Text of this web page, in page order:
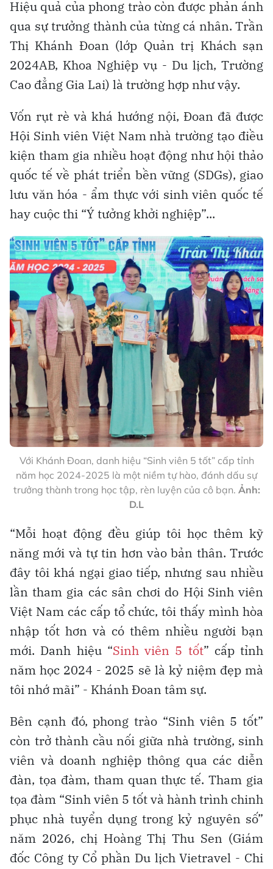
Hiệu quả của phong trào còn được phản ánh
qua sự trưởng thành của từng cá nhân. Trần
Thị Khánh Đoan (lớp Quản trị Khách sạn
2024AB, Khoa Nghiệp vụ - Du lịch, Trường
Cao đẳng Gia Lai) là trường hợp như vậy.
Vốn rụt rè và khá hướng nội, Đoan đã được
Hội Sinh viên Việt Nam nhà trường tạo điều
kiện tham gia nhiều hoạt động như hội thảo
quốc tế về phát triển bền vững (SDGs), giao
lưu văn hóa - ẩm thực với sinh viên quốc tế
hay cuộc thi “Ý tưởng khởi nghiệp”...
Với Khánh Đoan, danh hiệu “Sinh viên 5 tốt” cấp tỉnh
năm học 2024-2025 là một niềm tự hào, đánh dấu sự
trưởng thành trong học tập, rèn luyện của cô bạn. Ảnh:
D.L
“Mỗi hoạt động đều giúp tôi học thêm kỹ
năng mới và tự tin hơn vào bản thân. Trước
đây tôi khá ngại giao tiếp, nhưng sau nhiều
lần tham gia các sân chơi do Hội Sinh viên
Việt Nam các cấp tổ chức, tôi thấy mình hòa
nhập tốt hơn và có thêm nhiều người bạn
mới. Danh hiệu “Sinh viên 5 tốt” cấp tỉnh
năm học 2024 - 2025 sẽ là kỷ niệm đẹp mà
tôi nhớ mãi” - Khánh Đoan tâm sự.
Bên cạnh đó, phong trào “Sinh viên 5 tốt”
còn trở thành cầu nối giữa nhà trường, sinh
viên và doanh nghiệp thông qua các diễn
đàn, tọa đàm, tham quan thực tế. Tham gia
tọa đàm “Sinh viên 5 tốt và hành trình chinh
phục nhà tuyển dụng trong kỷ nguyên số”
năm 2026, chị Hoàng Thị Thu Sen (Giám
đốc Công ty Cổ phần Du lịch Vietravel - Chi